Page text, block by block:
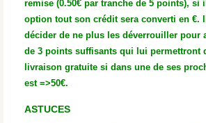
remise (0.50€ par tranche de 5 points), si
option tout son crédit sera converti en €.
décider de ne plus les déverrouiller pour
de 3 points suffisants qui lui permettront
livraison gratuite si dans une de ses
est =>50€.
ASTUCES